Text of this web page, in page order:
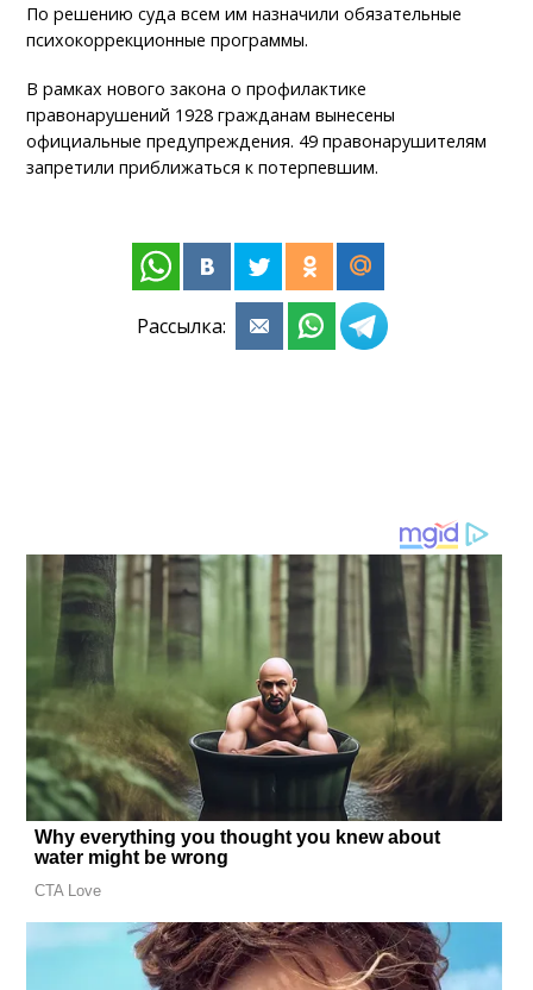
По решению суда всем им назначили обязательные
психокоррекционные программы.
В рамках нового закона о профилактике
правонарушений 1928 гражданам вынесены
официальные предупреждения. 49 правонарушителям
запретили приближаться к потерпевшим.
Рассылка: